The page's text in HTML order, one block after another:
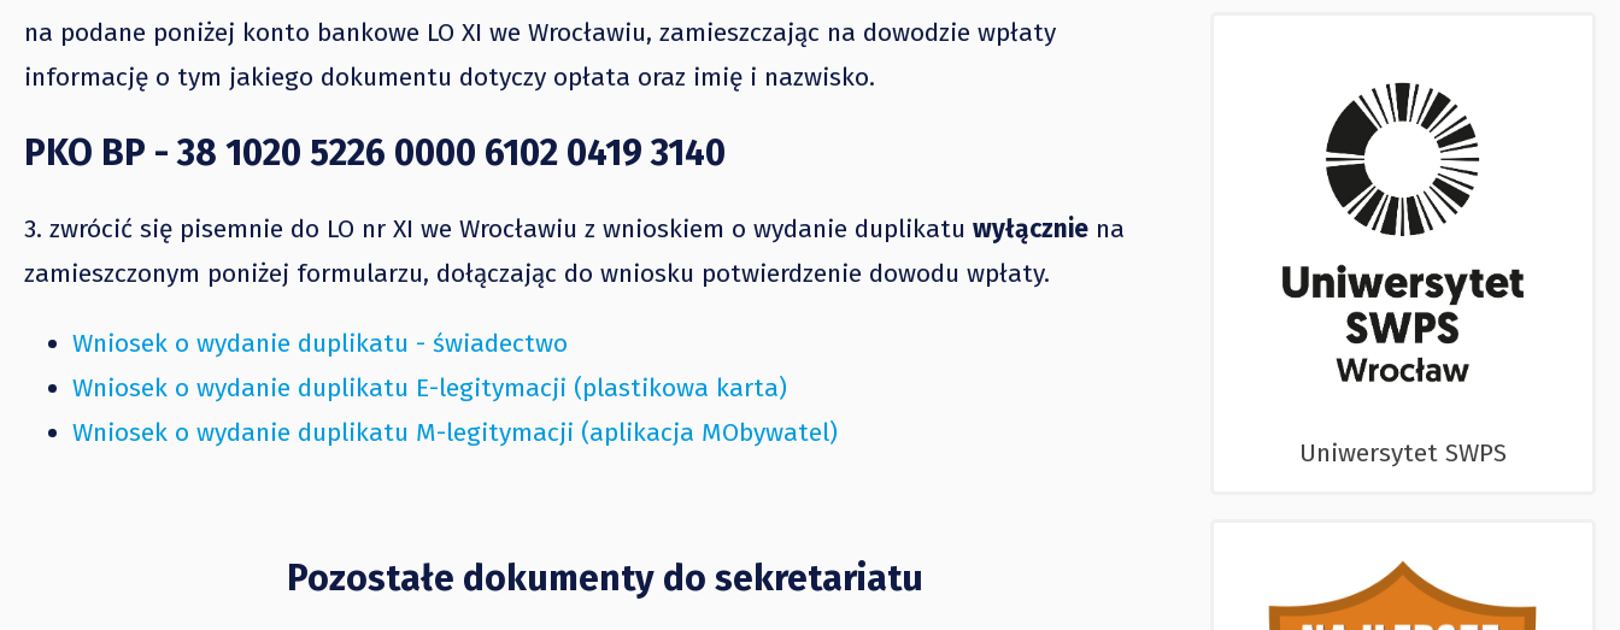
na podane poniżej konto bankowe LO XI we Wrocławiu, zamieszczając na dowodzie wpłaty
informację o tym jakiego dokumentu dotyczy opłata oraz imię i nazwisko.
PKO BP - 38 1020 5226 0000 6102 0419 3140
3. zwrócić się pisemnie do LO nr XI we Wrocławiu z wnioskiem o wydanie duplikatu wyłącznie na
zamieszczonym poniżej formularzu, dołączając do wniosku potwierdzenie dowodu wpłaty.
Wniosek o wydanie duplikatu - świadectwo
Wniosek o wydanie duplikatu E-legitymacji (plastikowa karta)
Wniosek o wydanie duplikatu M-legitymacji (aplikacja MObywatel)
Pozostałe dokumenty do sekretariatu
Uniwersytet SWPS